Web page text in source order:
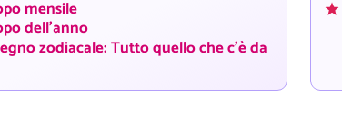
mensile
dell'anno
zodiacale: Tutto quello che c'è da